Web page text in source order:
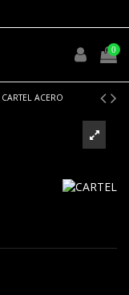
0
CARTEL ACERO